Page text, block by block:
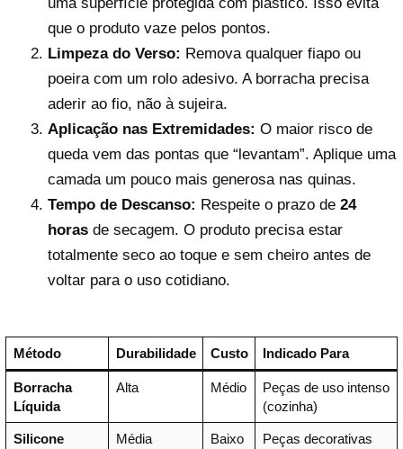
que o produto vaze pelos pontos.
Limpeza do Verso: Remova qualquer fiapo ou
poeira com um rolo adesivo. A borracha precisa
aderir ao fio, não à sujeira.
Aplicação nas Extremidades: O maior risco de
queda vem das pontas que “levantam”. Aplique uma
camada um pouco mais generosa nas quinas.
Tempo de Descanso: Respeite o prazo de 24
horasde secagem. O produto precisa estar
totalmente seco ao toque e sem cheiro antes de
voltar para o uso cotidiano.
Método Durabilidade Custo Indicado Para
Borracha
Líquida
Alta Médio
Peças de uso intenso
(cozinha)
Silicone
Média Baixo
Peças decorativas